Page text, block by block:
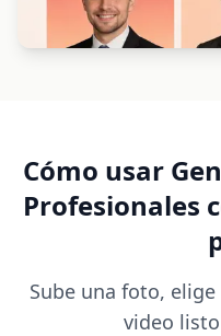
Cómo usar
Profesionales
Sube una foto,
video